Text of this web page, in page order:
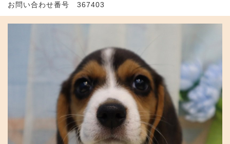
お問い合わせ番号 367403